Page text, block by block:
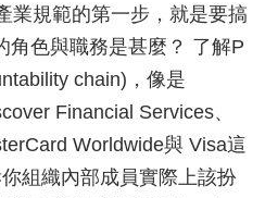
規範的第一步，就是要搞
角色與職務是甚麼？ 了解P
chain)，像是
Financial Services、
Worldwide與 Visa這
組織內部成員實際上該扮